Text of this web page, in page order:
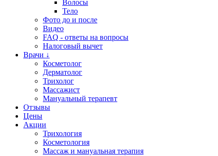
Волосы
Тело
Фото до и после
Видео
FAQ - ответы на вопросы
Налоговый вычет
Врачи ↓
Косметолог
Дерматолог
Трихолог
Массажист
Мануальный терапевт
Отзывы
Цены
Акции
Трихология
Косметология
Массаж и мануальная терапия